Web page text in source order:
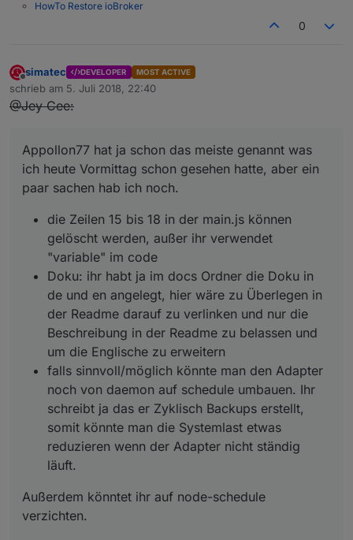
HowTo Restore ioBroker
0
Offline
simatec DEVELOPER MOST ACTIVE
schrieb am 5. Juli 2018, 22:40
zuletzt editiert von
@Jey Cee:
Appollon77 hat ja schon das meiste genannt was
ich heute Vormittag schon gesehen hatte, aber ein
paar sachen hab ich noch.
die Zeilen 15 bis 18 in der main.js können
gelöscht werden, außer ihr verwendet
"variable" im code
Doku: ihr habt ja im docs Ordner die Doku in
de und en angelegt, hier wäre zu Überlegen in
der Readme darauf zu verlinken und nur die
Beschreibung in der Readme zu belassen und
um die Englische zu erweitern
falls sinnvoll/möglich könnte man den Adapter
noch von daemon auf schedule umbauen. Ihr
schreibt ja das er Zyklisch Backups erstellt,
somit könnte man die Systemlast etwas
reduzieren wenn der Adapter nicht ständig
läuft.
Außerdem könntet ihr auf node-schedule
verzichten.